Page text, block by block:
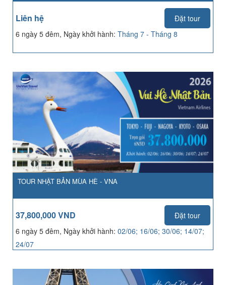
Liên hệ
Đặt tour
6 ngày 5 đêm, Ngày khởi hành: Tháng 7 - Tháng 8
TOUR NHẬT BẢN MÙA HÈ - VNA
37,800,000 VND
Đặt tour
6 ngày 5 đêm, Ngày khởi hành: 02/06; 16/06; 30/06; 14/07;
24/07